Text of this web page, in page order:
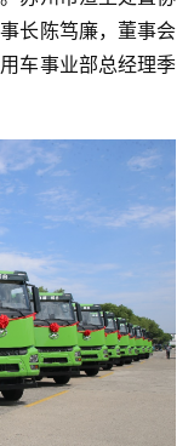
长陈笃廉，董事会
车事业部总经理季